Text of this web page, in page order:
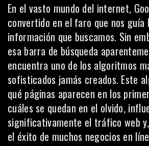
En el vasto mundo del internet,
convertido en el faro que nos guía
información que buscamos. Sin
esa barra de búsqueda
encuentra uno de los algoritmos
sofisticados jamás creados. Este
qué páginas aparecen en los
cuáles se quedan en el olvido,
significativamente el tráfico web
el éxito de muchos negocios en